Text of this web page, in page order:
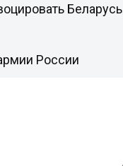
Беларусь
России